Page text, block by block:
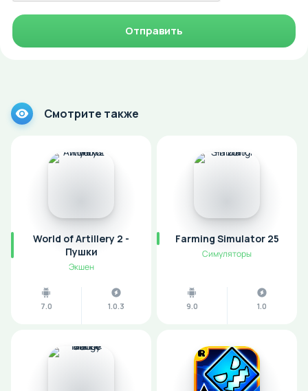
Отправить
Смотрите также
World of Artillery 2 -
Пушки
Экшен
7.0 1.0.3
Farming Simulator 25
Симуляторы
9.0 1.0